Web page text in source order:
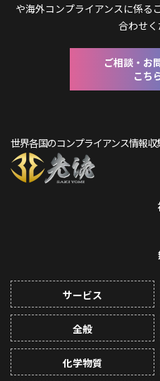
や海外コンプライアンスに係る
合わせく
ご相談・お
こち
世界各国のコンプライアンス情報
サービス
全般
化学物質